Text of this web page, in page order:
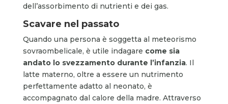
dell’assorbimento di nutrienti e dei gas.
Scavare nel passato
Quando una persona è soggetta al meteorismo
sovraombelicale, è utile indagare come sia
andato lo svezzamento durante l’infanzia. Il
latte materno, oltre a essere un nutrimento
perfettamente adatto al neonato, è
accompagnato dal calore della madre. Attraverso